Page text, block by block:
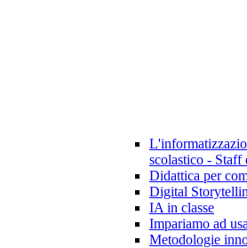
scolastico - Staff
Didattica per
Digital
IA in classe
Impariamo ad
Metodologie